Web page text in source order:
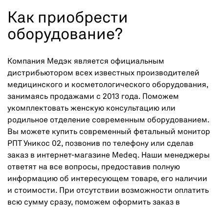
Как приобрести
оборудование?
Компания Медэк является официальным
дистрибьютором всех известных производителей
медицинского и косметологического оборудования,
занимаясь продажами с 2013 года. Поможем
укомплектовать женскую консультацию или
родильное отделение современным оборудованием.
Вы можете купить современный фетальный монитор
РПТ Уникос 02, позвонив по телефону или сделав
заказ в интернет-магазине Medeq. Наши менеджеры
ответят на все вопросы, предоставив полную
информацию об интересующем товаре, его наличии
и стоимости. При отсутствии возможности оплатить
всю сумму сразу, поможем оформить заказ в